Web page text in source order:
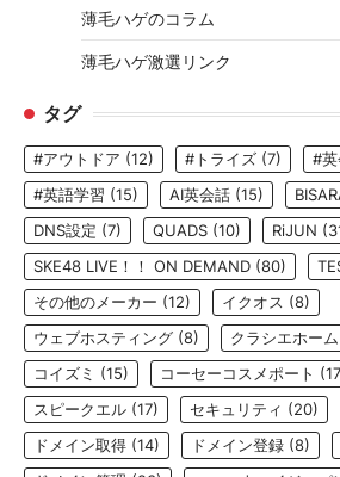
薄毛ハゲのコラム
薄毛ハゲ激選リンク
タグ
#アウトドア (12) #トライズ (7) #
#英語学習 (15) AI英会話 (15)
DNS設定 (7) QUADS (10) RiJUN
SKE48 LIVE！！ ON DEMAND (80)
その他のメーカー (12) イクオス (8)
ウェブホスティング (8) クラシエホー
コイズミ (15) コーセーコスメポート
スピークエル (17) セキュリティ (20)
ドメイン取得 (14) ドメイン登録 (8)